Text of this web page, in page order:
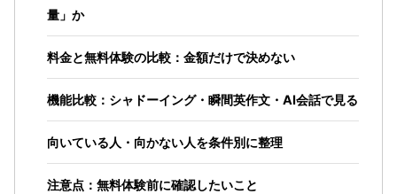
量」か
料金と無料体験の比較：金額だけで決めない
機能比較：シャドーイング・瞬間英作文・AI会話で見る
向いている人・向かない人を条件別に整理
注意点：無料体験前に確認したいこと